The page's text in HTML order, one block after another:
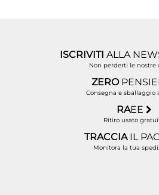
ISCRIVITI ALLA
Non perderti le nostre
ZERO
Consegna e sballaggio
RAEE
Ritiro usato
TRACCIA IL
Monitora la tua